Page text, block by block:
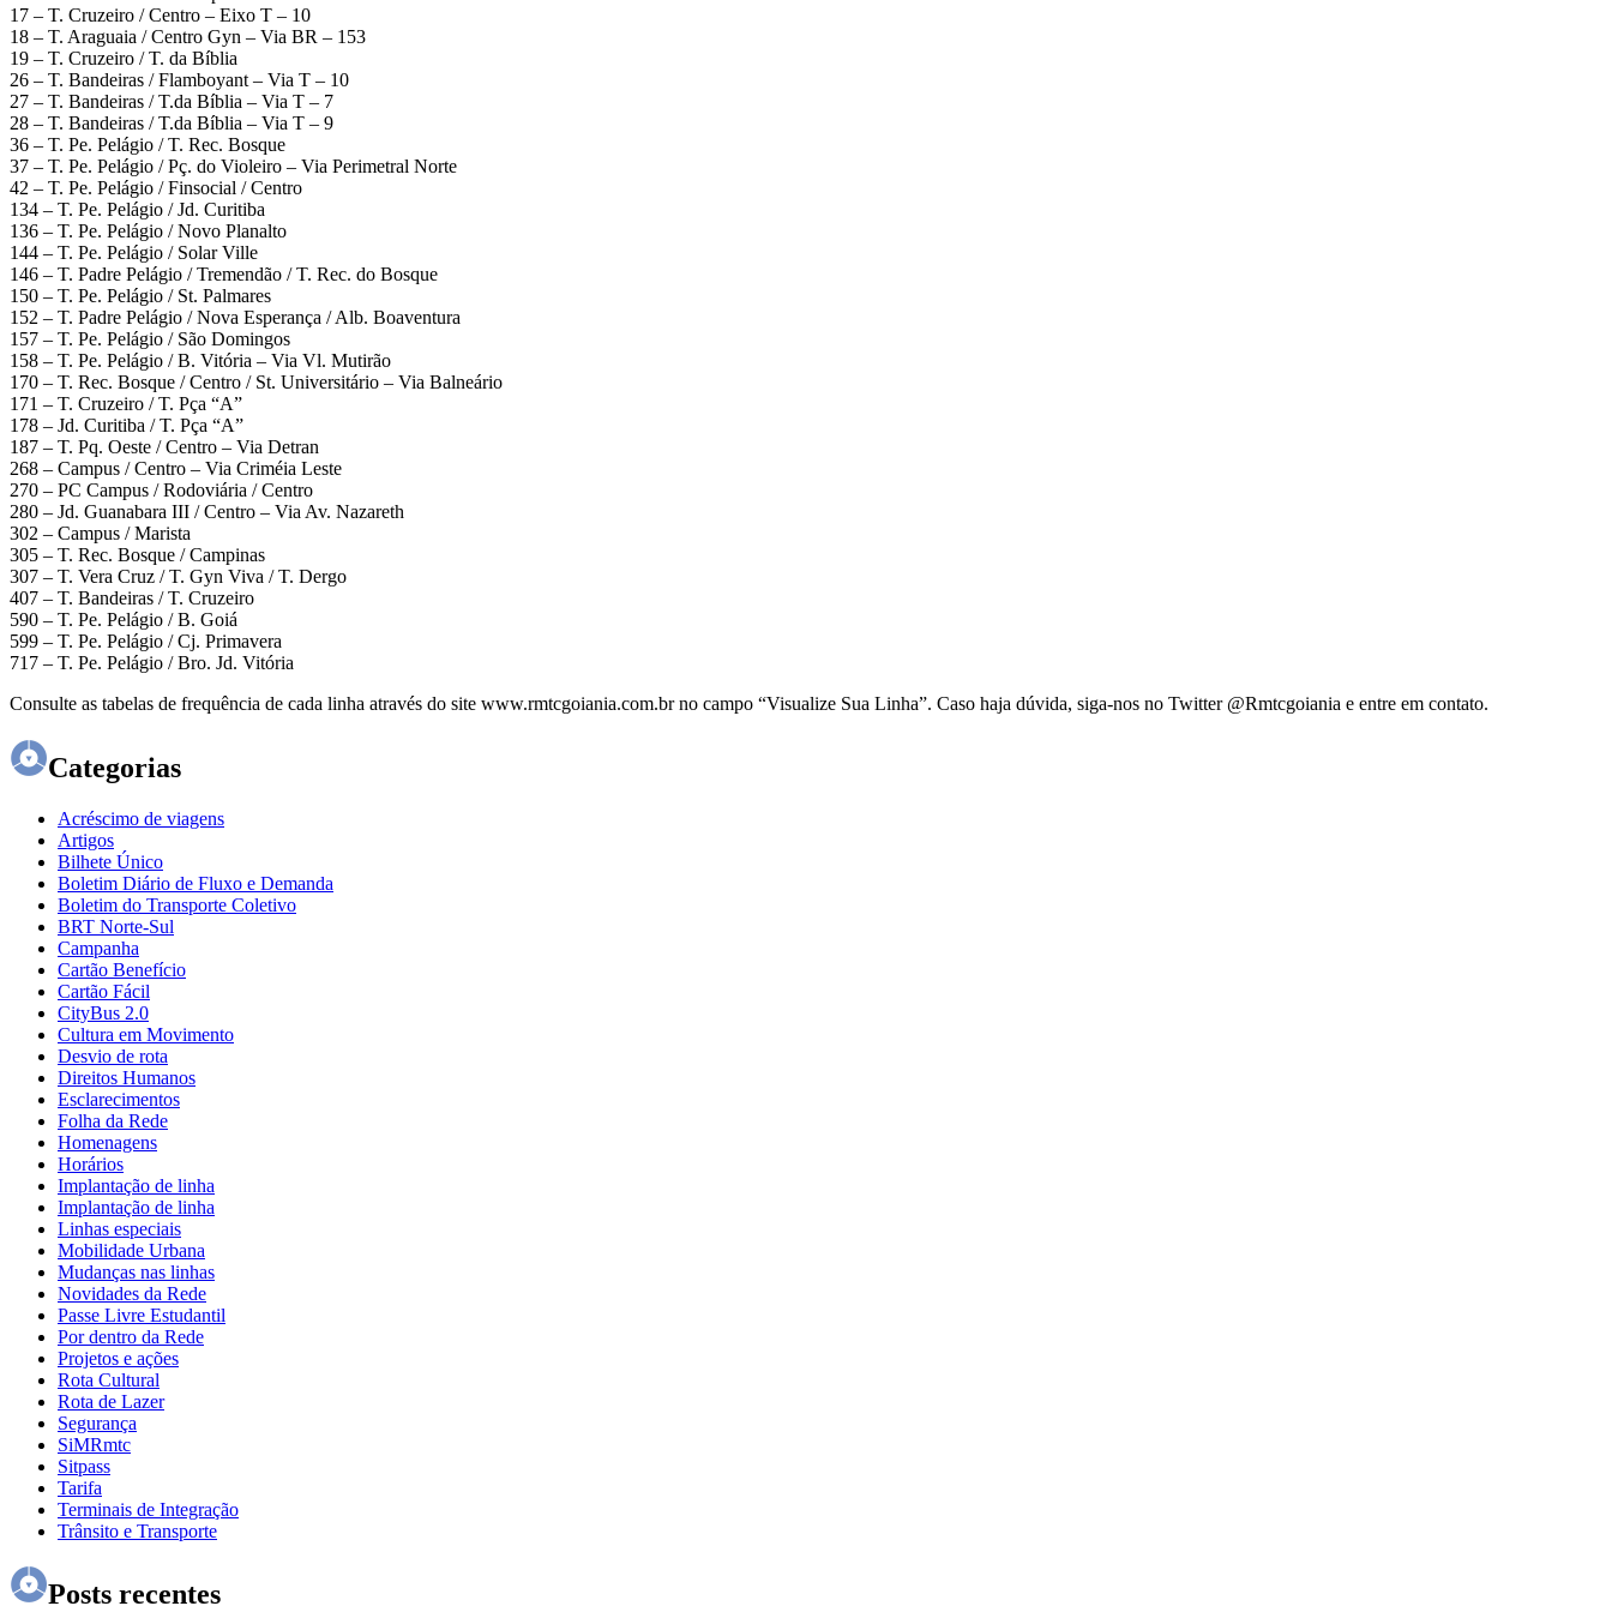
17 – T. Cruzeiro / Centro – Eixo T – 10
18 – T. Araguaia / Centro Gyn – Via BR – 153
19 – T. Cruzeiro / T. da Bíblia
26 – T. Bandeiras / Flamboyant – Via T – 10
27 – T. Bandeiras / T.da Bíblia – Via T – 7
28 – T. Bandeiras / T.da Bíblia – Via T – 9
36 – T. Pe. Pelágio / T. Rec. Bosque
37 – T. Pe. Pelágio / Pç. do Violeiro – Via Perimetral Norte
42 – T. Pe. Pelágio / Finsocial / Centro
134 – T. Pe. Pelágio / Jd. Curitiba
136 – T. Pe. Pelágio / Novo Planalto
144 – T. Pe. Pelágio / Solar Ville
146 – T. Padre Pelágio / Tremendão / T. Rec. do Bosque
150 – T. Pe. Pelágio / St. Palmares
152 – T. Padre Pelágio / Nova Esperança / Alb. Boaventura
157 – T. Pe. Pelágio / São Domingos
158 – T. Pe. Pelágio / B. Vitória – Via Vl. Mutirão
170 – T. Rec. Bosque / Centro / St. Universitário – Via Balneário
171 – T. Cruzeiro / T. Pça “A”
178 – Jd. Curitiba / T. Pça “A”
187 – T. Pq. Oeste / Centro – Via Detran
268 – Campus / Centro – Via Criméia Leste
270 – PC Campus / Rodoviária / Centro
280 – Jd. Guanabara III / Centro – Via Av. Nazareth
302 – Campus / Marista
305 – T. Rec. Bosque / Campinas
307 – T. Vera Cruz / T. Gyn Viva / T. Dergo
407 – T. Bandeiras / T. Cruzeiro
590 – T. Pe. Pelágio / B. Goiá
599 – T. Pe. Pelágio / Cj. Primavera
717 – T. Pe. Pelágio / Bro. Jd. Vitória
Consulte as tabelas de frequência de cada linha através do site www.rmtcgoiania.com.br no campo “Visualize Sua Linha”. Caso haja dúvida, siga-nos no Twitter @Rmtcgoiania e entre em contato.
Categorias
Acréscimo de viagens
Artigos
Bilhete Único
Boletim Diário de Fluxo e Demanda
Boletim do Transporte Coletivo
BRT Norte-Sul
Campanha
Cartão Benefício
Cartão Fácil
CityBus 2.0
Cultura em Movimento
Desvio de rota
Direitos Humanos
Esclarecimentos
Folha da Rede
Homenagens
Horários
Implantação de linha
Implantação de linha
Linhas especiais
Mobilidade Urbana
Mudanças nas linhas
Novidades da Rede
Passe Livre Estudantil
Por dentro da Rede
Projetos e ações
Rota Cultural
Rota de Lazer
Segurança
SiMRmtc
Sitpass
Tarifa
Terminais de Integração
Trânsito e Transporte
Posts recentes